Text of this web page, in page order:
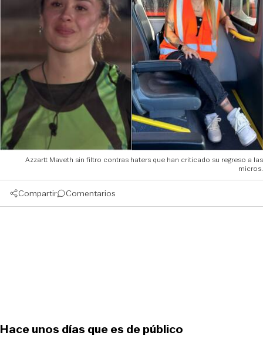
Azzartt Maveth sin filtro contras haters que han criticado su regreso a las
micros.
Compartir Comentarios
Hace unos días que es de público